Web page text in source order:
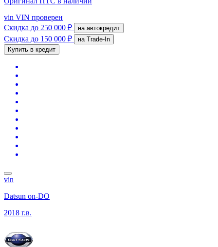
vin VIN проверен
Скидка до 250 000 ₽ на автокредит
Скидка до 150 000 ₽
на Trade-In
Купить в кредит
vin
Datsun on-DO
2018 г.в.